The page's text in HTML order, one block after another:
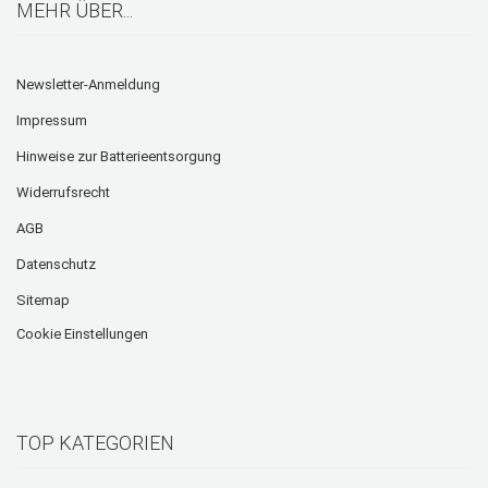
MEHR ÜBER...
Newsletter-Anmeldung
Impressum
Hinweise zur Batterieentsorgung
Widerrufsrecht
AGB
Datenschutz
Sitemap
Cookie Einstellungen
TOP KATEGORIEN